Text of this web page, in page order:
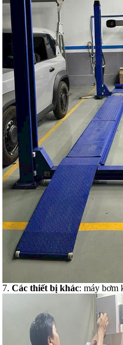
7.Các thiết bị khác: máy bơm